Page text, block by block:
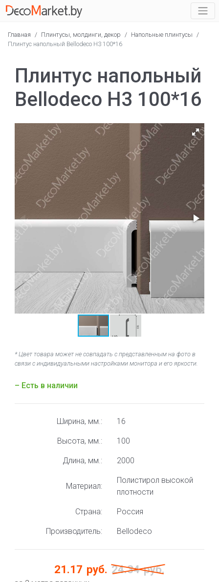
Главная / Плинтусы, молдинги, декор / Напольные плинтусы /
Плинтус напольный Bellodeco Н3 100*16
Плинтус напольный
Bellodeco Н3 100*16
* Цвет товара может не совпадать с представленным на фото в
связи с индивидуальными настройками монитора и его яркости.
– Есть в наличии
Ширина, мм.: 16
Высота, мм.: 100
Длина, мм.: 2000
Материал:
Полистирол высокой
плотности
Страна: Россия
Производитель: Bellodeco
21.17 руб. 24.34 руб.